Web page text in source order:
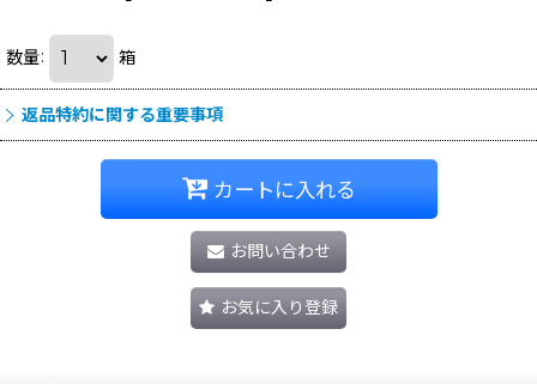
数量: 箱
返品特約に関する重要事項
カートに入れる
お問い合わせ
お気に入り登録